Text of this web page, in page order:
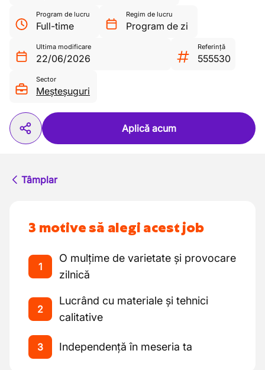
Program de lucru
Full-time
Regim de lucru
Program de zi
Ultima modificare
22/06/2026
Referință
555530
Sector
Meșteșuguri
Aplică acum
Tâmplar
3 motive să alegi acest job
1
O mulțime de varietate și provocare
zilnică
2
Lucrând cu materiale și tehnici
calitative
3 Independență în meseria ta